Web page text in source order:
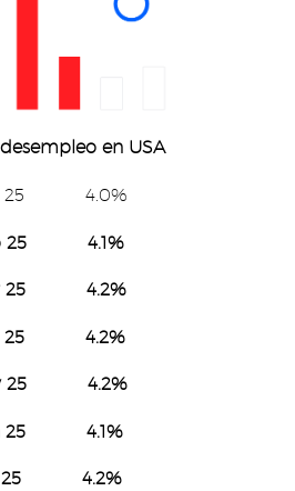
en USA
25 4.0%
25 4.1%
25 4.2%
25 4.2%
25 4.2%
25 4.1%
25 4.2%